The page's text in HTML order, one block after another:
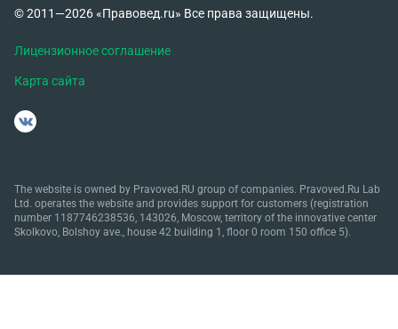
© 2011—2026 «Правовед.ru» Все права защищены.
Лицензионное соглашение
Карта сайта
The website is owned by Pravoved.RU group of companies. Pravoved.Ru Lab
Ltd. operates the website and provides support for customers (registration
number 1187746238536, 143026, Moscow, territory of the innovative center
Skolkovo, Bolshoy ave., house 42 building 1, floor 0 room 150 office 5).